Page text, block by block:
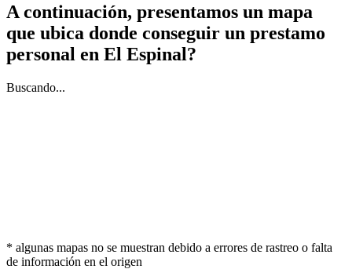
A continuación, presentamos un mapa
que ubica donde conseguir un prestamo
personal en El Espinal?
Buscando...
* algunas mapas no se muestran debido a errores de rastreo o falta
de información en el origen